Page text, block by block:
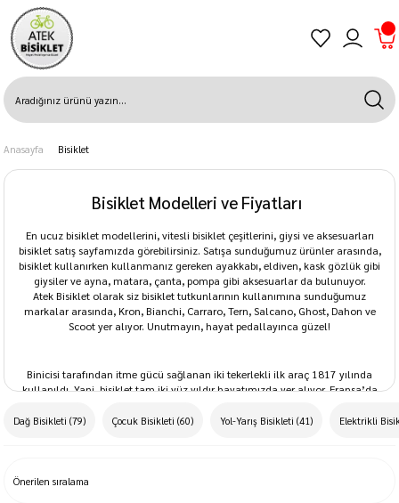
Anasayfa Bisiklet
Bisiklet Modelleri ve Fiyatları
En ucuz bisiklet modellerini, vitesli bisiklet çeşitlerini, giysi ve aksesuarları
bisiklet satış sayfamızda görebilirsiniz. Satışa sunduğumuz ürünler arasında,
bisiklet kullanırken kullanmanız gereken ayakkabı, eldiven, kask gözlük gibi
giysiler ve ayna, matara, çanta, pompa gibi aksesuarlar da bulunuyor.
Atek Bisiklet olarak siz bisiklet tutkunlarının kullanımına sunduğumuz
markalar arasında, Kron, Bianchi, Carraro, Tern, Salcano, Ghost, Dahon ve
Scoot yer alıyor. Unutmayın, hayat pedallayınca güzel!
Binicisi tarafından itme gücü sağlanan iki tekerlekli ilk araç 1817 yılında
kullanıldı. Yani, bisiklet tam iki yüz yıldır hayatımızda yer alıyor. Fransa’da
yapılmıştı, binici ayaklarıyla yerden güç alıyordu ve bir denge tahtası
Bisiklet Seçerken Dikkat Edilmesi Gereken Noktalar
Dağ Bisikleti (79) Çocuk Bisikleti (60) Yol-Yarış Bisikleti (41) Elektrikli